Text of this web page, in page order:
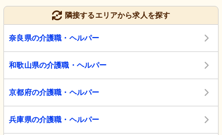
隣接するエリアから求人を探す
奈良県の介護職・ヘルパー
和歌山県の介護職・ヘルパー
京都府の介護職・ヘルパー
兵庫県の介護職・ヘルパー